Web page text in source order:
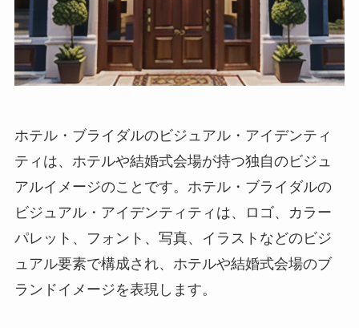
ホテル・ブライダルのビジュアル・アイデンティ
ティ は、ホテルや結婚式会場が持つ独自のビジュ
アルイメージのことです。ホテル・ブライダルの
ビジュアル・アイデンティティは、ロゴ、カラー
パレット、フォント、写真、イラストなどのビジ
ュアル要素で構成され、ホテルや結婚式会場のブ
ランドイメージを表現します。